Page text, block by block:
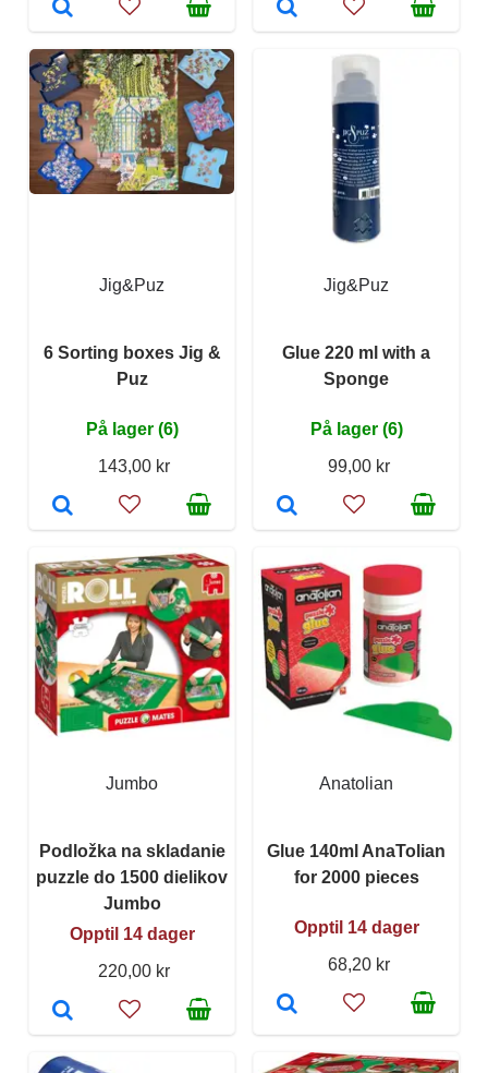
Jig&Puz
6 Sorting boxes Jig &
Puz
På lager (6)
143,00 kr
Jig&Puz
Glue 220 ml with a
Sponge
På lager (6)
99,00 kr
Jumbo
Podložka na skladanie
puzzle do 1500 dielikov
Jumbo
Opptil 14 dager
220,00 kr
Anatolian
Glue 140ml AnaTolian
for 2000 pieces
Opptil 14 dager
68,20 kr